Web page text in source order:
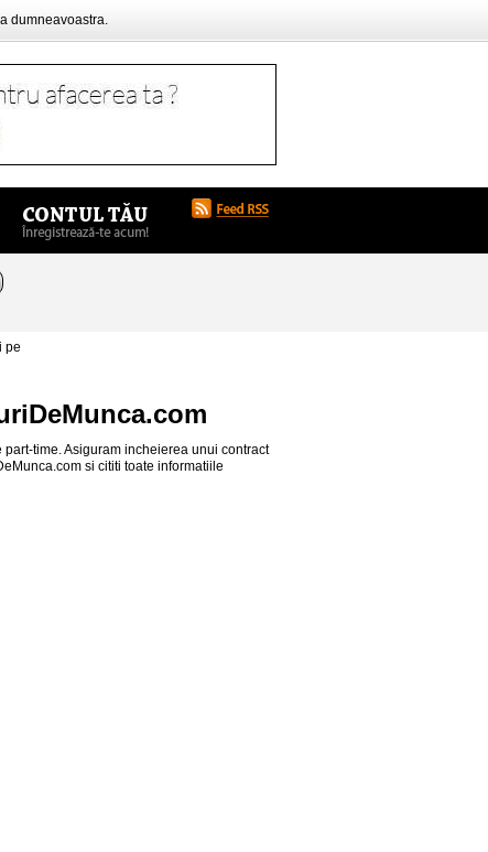
dumneavoastra.
pe
time. Asiguram incheierea unui contract
si cititi toate informatiile